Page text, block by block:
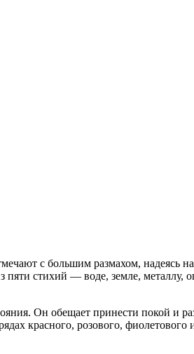
с большим размахом, надеясь
стихий — воде, земле,
Он обещает принести покой и
красного, розового,